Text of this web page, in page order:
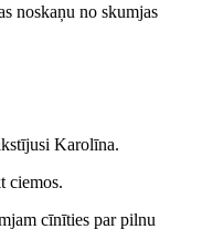
noskaņu no skumjas
Karolīna.
ciemos.
cīnīties par pilnu